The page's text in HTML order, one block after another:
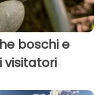
boschi e
visitatori